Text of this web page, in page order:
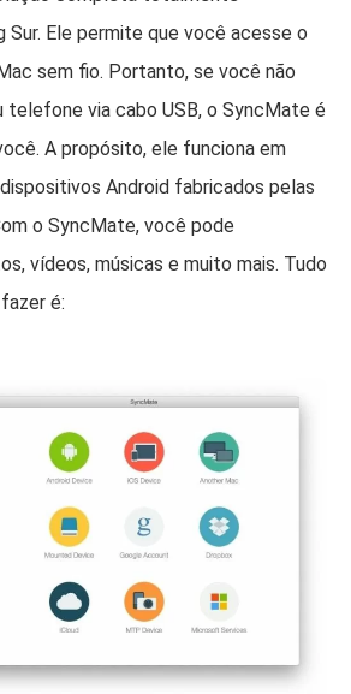
Ele permite que você acesse o
sem fio. Portanto, se você não
telefone via cabo USB, o SyncMate é
A propósito, ele funciona em
Android fabricados pelas
o SyncMate, você pode
vídeos, músicas e muito mais. Tudo
é: